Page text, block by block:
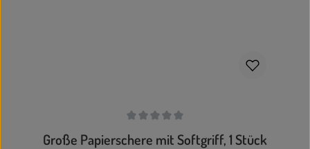
Durchschnittliche Bewertung von 0 von 5 Sternen
Große Papierschere mit Softgriff, 1 Stück